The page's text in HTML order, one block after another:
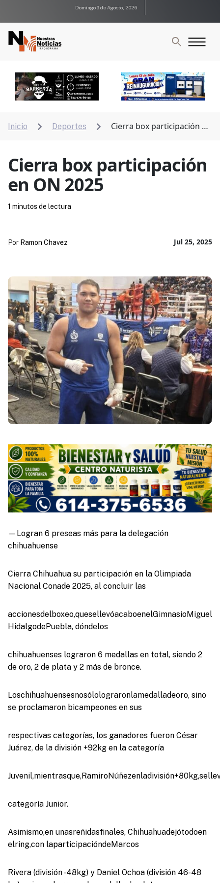
Domingo 9 de Agosto, 2026
Inicio  Deportes 
Cierra box participación en
Cierra box participación
en ON 2025
Jul 25, 2025
Por Ramon Chavez
1 minutos de lectura
—Logran 6 preseas más para la delegación
chihuahuense
Cierra Chihuahua su participación en la Olimpiada
Nacional Conade 2025, al concluir las
accionesdelboxeo,quesellevóacaboenelGimnasioMiguel
HidalgodePuebla, dóndelos
chihuahuenses lograron 6 medallas en total, siendo 2
de oro, 2 de plata y 2 más de bronce.
Loschihuahuensesnosólolograronlamedalladeoro, sino
se proclamaron bicampeones en sus
respectivas categorías, los ganadores fueron César
Juárez, de la división +92kg en la categoría
categoría Junior.
Asimismo,en unasreñidasfinales, Chihuahuadejótodoen
elring,con laparticipacióndeMarcos
Rivera (división -48kg) y Daniel Ochoa (división 46-48